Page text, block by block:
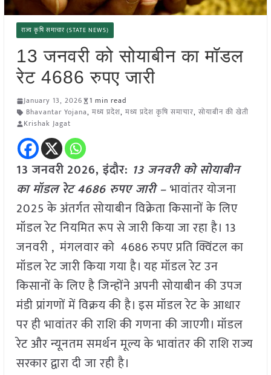
राज्य कृषि समाचार (STATE NEWS)
13 जनवरी को सोयाबीन का मॉडल
रेट 4686 रुपए जारी
January 13, 2026
1 min read
Bhavantar Yojana, मध्य प्रदेश, मध्य प्रदेश कृषि समाचार, सोयाबीन की खेती
Krishak Jagat
13 जनवरी2026,इंदौर: 13 जनवरी को सोयाबीन
का मॉडल रेट 4686 रुपए जारी –भावांतर योजना
2025 के अंतर्गत सोयाबीन विक्रेता किसानों के लिए
मॉडल रेट नियमित रूप से जारी किया जा रहा है। 13
जनवरी , मंगलवार को 4686 रुपए प्रति क्विंटल का
मॉडल रेट जारी किया गया है। यह मॉडल रेट उन
किसानों के लिए है जिन्होंने अपनी सोयाबीन की उपज
मंडी प्रांगणों में विक्रय की है। इस मॉडल रेट के आधार
पर ही भावांतर की राशि की गणना की जाएगी। मॉडल
रेट और न्यूनतम समर्थन मूल्य के भावांतर की राशि राज्य
सरकार द्वारा दी जा रही है।